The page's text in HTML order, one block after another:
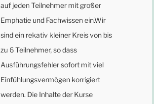
auf jeden Teilnehmer mit großer
Emphatie und Fachwissen ein.Wir
sind ein rekativ kleiner Kreis von bis
zu 6 Teilnehmer, so dass
Ausführungsfehler sofort mit viel
Einfühlungsvermögen korrigiert
werden. Die Inhalte der Kurse